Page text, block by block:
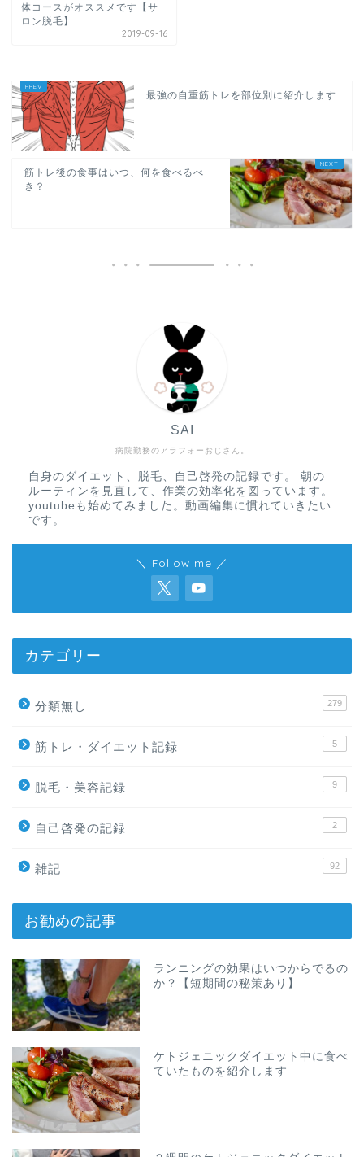
体コースがオススメです【サ
ロン脱毛】
2019-09-16
最強の自重筋トレを部位別に紹介します
筋トレ後の食事はいつ、何を食べるべ
き？
病院勤務のアラフォーおじさん。
SAI
自身のダイエット、脱毛、自己啓発の記録です。 朝の
ルーティンを見直して、作業の効率化を図っています。
youtubeも始めてみました。動画編集に慣れていきたい
です。
＼ Follow me ／
カテゴリー
分類無し 279
筋トレ・ダイエット記録 5
脱毛・美容記録 9
自己啓発の記録 2
雑記 92
お勧めの記事
ランニングの効果はいつからでるの
か？【短期間の秘策あり】
ケトジェニックダイエット中に食べ
ていたものを紹介します